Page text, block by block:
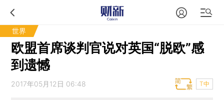
世界
欧盟首席谈判官说对英国“脱欧”感
到遗憾
2017年05月12日 06:48 T中